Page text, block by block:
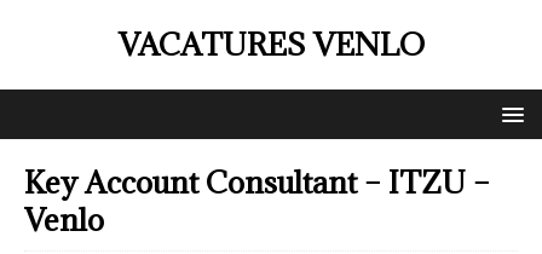
VACATURES VENLO
Key Account Consultant – ITZU –
Venlo